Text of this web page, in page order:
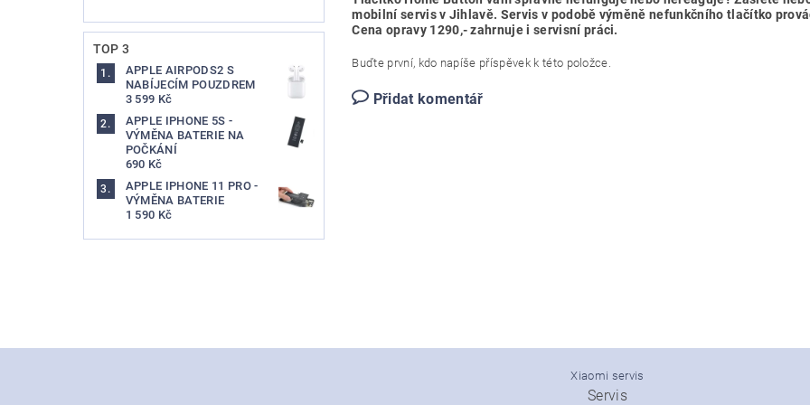
TOP 3
APPLE AIRPODS2 S
NABÍJECÍM POUZDREM
3 599 Kč
APPLE IPHONE 5S -
VÝMĚNA BATERIE NA
POČKÁNÍ
690 Kč
APPLE IPHONE 11 PRO -
VÝMĚNA BATERIE
1 590 Kč
mobilní servis v Jihlavě. Servis v podobě výměně nefunkčního tlačítko
Cena opravy 1290,- zahrnuje i servisní práci.
Buďte první, kdo napíše příspěvek k této položce.
Přidat komentář
Xiaomi servis
Servis